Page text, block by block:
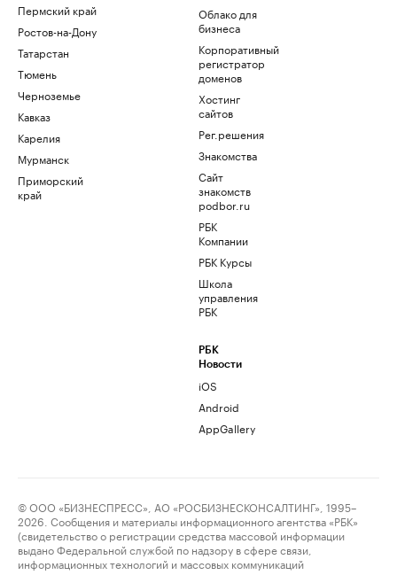
Пермский край
Ростов-на-Дону
Татарстан
Тюмень
Черноземье
Кавказ
Карелия
Мурманск
Приморский
край
Облако для
бизнеса
Корпоративный
регистратор
доменов
Хостинг
сайтов
Рег.решения
Знакомства
Сайт
знакомств
podbor.ru
РБК
Компании
РБК Курсы
Школа
управления
РБК
РБК
Новости
iOS
Android
AppGallery
© ООО «БИЗНЕСПРЕСС», АО «РОСБИЗНЕСКОНСАЛТИНГ», 1995–
2026. Сообщения и материалы информационного агентства «РБК»
(свидетельство о регистрации средства массовой информации
выдано Федеральной службой по надзору в сфере связи,
информационных технологий и массовых коммуникаций